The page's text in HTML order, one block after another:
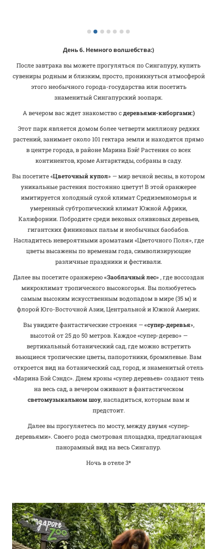
День 6. Немного волшебства:)
После завтрака вы можете прогуляться по Сингапуру, купить
сувениры родным и близким, просто, проникнуться атмосферой
этого необычного города-государства или посетить
знаменитый Сингапурский зоопарк.
А вечером вас ждет знакомство сдеревьями-киборгами:)
Этот парк является домом более четверти миллиону редких
растений, занимает около 101 гектара земли и находится прямо
в центре города, в районе Марина Бэй! Растения со всех
континентов, кроме Антарктиды, собраны в саду.
Вы посетите «Цветочный купол» — мир вечной весны, в котором
уникальные растения постоянно цветут! В этой оранжерее
имитируется холодный сухой климат Средиземноморья и
умеренный субтропический климат Южной Африки,
Калифорнии. Побродите среди вековых оливковых деревьев,
гигантских финиковых пальм и необычных баобабов.
Насладитесь невероятными ароматами «Цветочного Поля», где
цветы высажены по временам года, символизирующие
различные праздники и фестивали.
Далее вы посетите оранжерею«Заоблачный лес» , где воссоздан
микроклимат тропического высокогорья. Вы полюбуетесь
самым высоким искусственным водопадом в мире (35 м) и
флорой Юго-Восточной Азии, Центральной и Южной Америк.
Вы увидите фантастические строения —«супер-деревья»,
высотой от 25 до 50 метров. Каждое «супер-дерево» —
вертикальный ботанический сад, где можно встретить
вьющиеся тропические цветы, папоротники, бромилевые. Вам
откроется вид на ботанический сад, город, и знаменитый отель
«Марина Бэй Сэндс». Днем кроны «супер деревьев» создают тень
на весь сад, а вечером оживают в фантастическом
светомузыкальном шоу, насладиться, которым вам и
предстоит.
Далее вы прогуляетесь по мосту, между двумя «супер-
деревьями». Своего рода смотровая площадка, предлагающая
панорамный вид на весь Сингапур.
Ночь в отеле 3*